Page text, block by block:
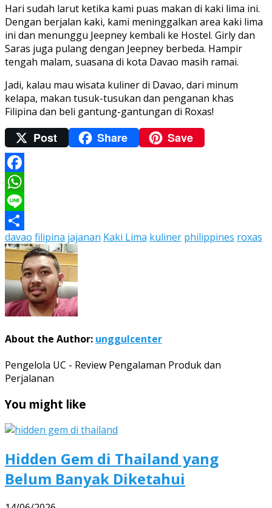
Hari sudah larut ketika kami puas makan di kaki lima ini.
Dengan berjalan kaki, kami meninggalkan area kaki lima
ini dan menunggu Jeepney kembali ke Hostel. Girly dan
Saras juga pulang dengan Jeepney berbeda. Hampir
tengah malam, suasana di kota Davao masih ramai.
Jadi, kalau mau wisata kuliner di Davao, dari minum
kelapa, makan tusuk-tusukan dan penganan khas
Filipina dan beli gantung-gantungan di Roxas!
Post Share Save
Facebook
WhatsApp
Line
Share
davao filipina jajanan Kaki Lima kuliner philippines roxas
About the Author: unggulcenter
Pengelola UC - Review Pengalaman Produk dan
Perjalanan
You might like
Hidden Gem di Thailand yang
Belum Banyak Diketahui